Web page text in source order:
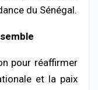
du Sénégal.
pour réaffirmer
et la paix